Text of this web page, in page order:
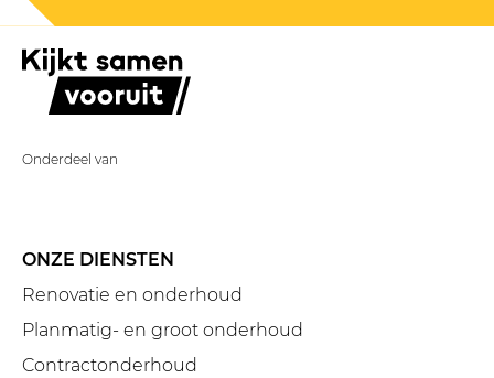
Onderdeel van
ONZE DIENSTEN
Renovatie en onderhoud
Planmatig- en groot onderhoud
Contractonderhoud